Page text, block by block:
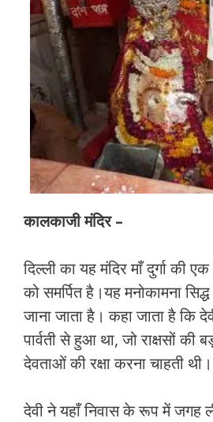
कालकाजी मंदिर –
दिल्ली का यह मंदिर माँ दुर्गा की
को समर्पित है।यह मनोकामना
जाना जाता है। कहा जाता है कि
पार्वती से हुआ था, जो राक्षसों की
देवताओं की रक्षा करना चाहती थी।
देवी ने यहाँ निवास के रूप में जगह